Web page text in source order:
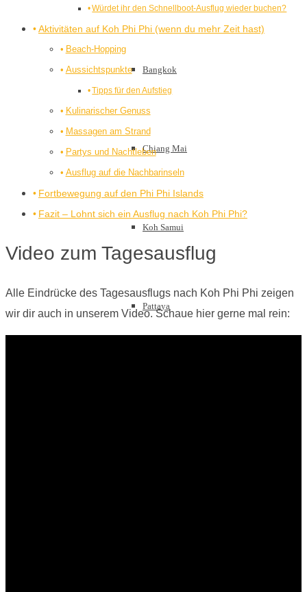
Bangkok
Chiang Mai
Koh Samui
Pattaya
Würdet ihr den Schnellboot-Ausflug wieder buchen?
Aktivitäten auf Koh Phi Phi (wenn du mehr Zeit hast)
Beach-Hopping
Aussichtspunkte
Tipps für den Aufstieg
Kulinarischer Genuss
Massagen am Strand
Partys und Nachtleben
Ausflug auf die Nachbarinseln
Fortbewegung auf den Phi Phi Islands
Fazit – Lohnt sich ein Ausflug nach Koh Phi Phi?
Video zum Tagesausflug
Alle Eindrücke des Tagesausflugs nach Koh Phi Phi zeigen
wir dir auch in unserem Video. Schaue hier gerne mal rein: